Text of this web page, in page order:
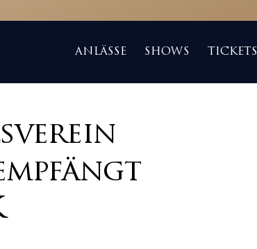
ANLÄSSE SHOWS TICKETS